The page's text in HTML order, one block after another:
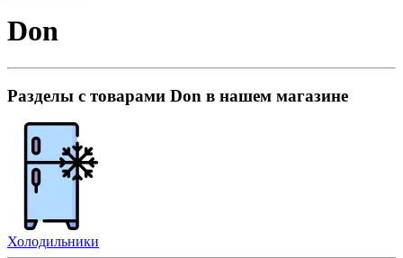
Don
Разделы с товарами Don в нашем магазине
Холодильники